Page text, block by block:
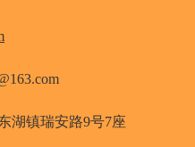
湖镇瑞安路9号7座